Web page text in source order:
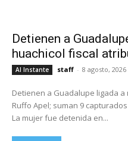
Detienen a
huachicol fiscal
Al Instante staff - 8 agosto, 2026
Detienen a Guadalupe ligada
Ruffo Apel; suman 9
La mujer fue detenida en...